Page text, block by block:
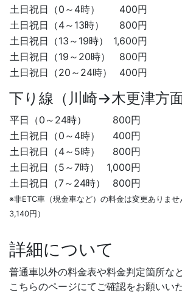
土日祝日（0～4時）
400円
土日祝日（4～13時）
800円
土日祝日（13～19時）
1,600円
土日祝日（19～20時）
800円
土日祝日（20～24時）
400円
下り線（川崎→木更津方面
平日（0～24時）
800円
土日祝日（0～4時）
400円
土日祝日（4～5時）
800円
土日祝日（5～7時）
1,000円
土日祝日（7～24時）
800円
※非ETC車（現金車など）の料金は変更ありませ
3,140円）
詳細について
普通車以外の料金表や料金判定箇所な
こちらのページにてご確認をお願いい